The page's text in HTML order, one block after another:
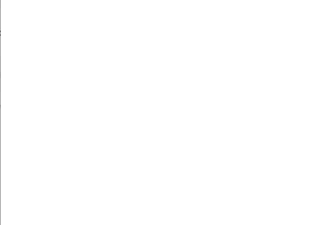
thiết kế: